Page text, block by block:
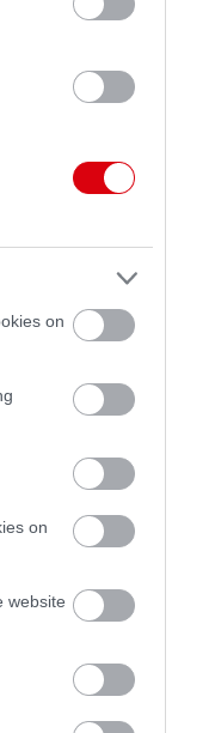
on
on
website
Akadémiai
Altay Bayindir
Andreas
Angol
Aston Villa
Átigazolások
Benjamin Sesko
Brandon
Casemiro
Christian